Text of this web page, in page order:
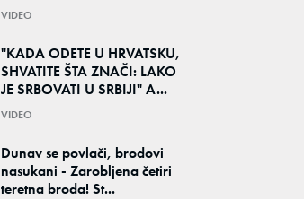
VIDEO
"KADA ODETE U HRVATSKU,
SHVATITE ŠTA ZNAČI: LAKO
JE SRBOVATI U SRBIJI" A...
VIDEO
Dunav se povlači, brodovi
nasukani - Zarobljena četiri
teretna broda! St...